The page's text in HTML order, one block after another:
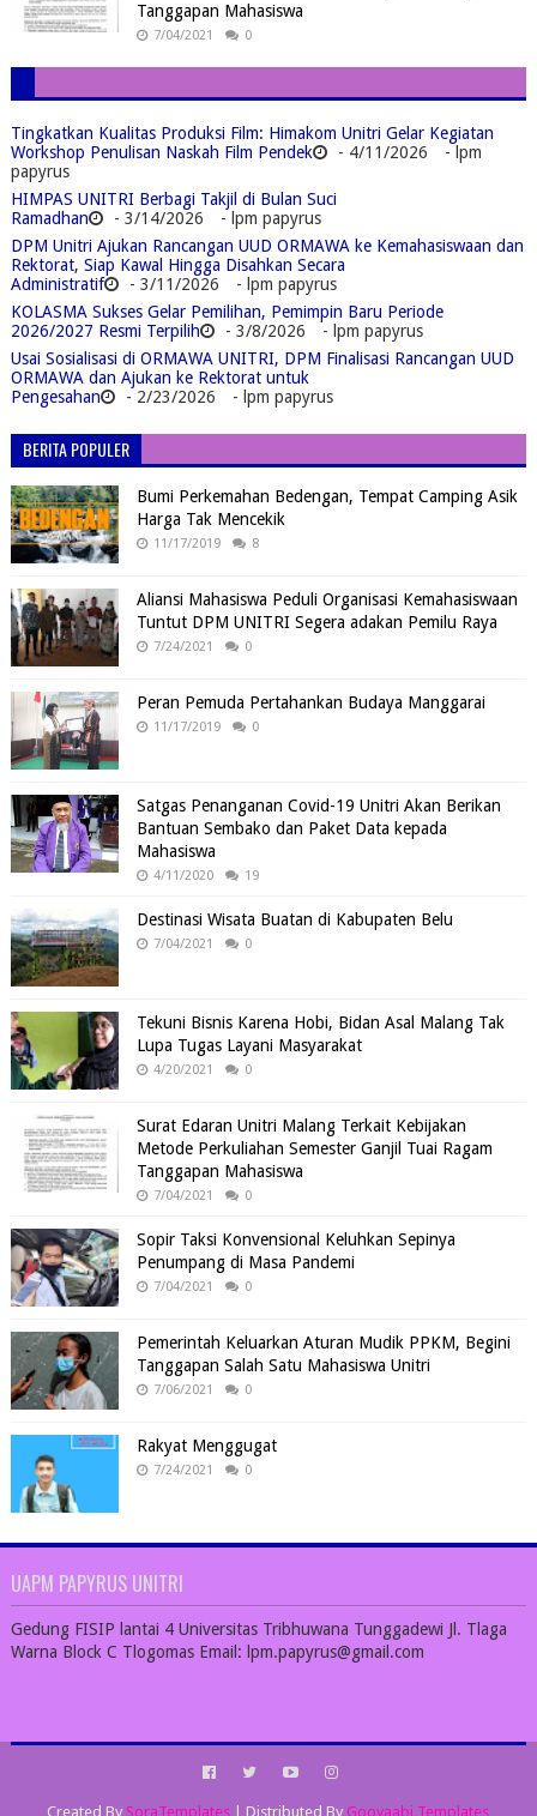
Tanggapan Mahasiswa
7/04/2021 0
Tingkatkan Kualitas Produksi Film: Himakom Unitri Gelar Kegiatan
Workshop Penulisan Naskah Film Pendek
- 4/11/2026
- lpm
papyrus
HIMPAS UNITRI Berbagi Takjil di Bulan Suci
Ramadhan
- 3/14/2026
- lpm papyrus
DPM Unitri Ajukan Rancangan UUD ORMAWA ke Kemahasiswaan dan
Rektorat, Siap Kawal Hingga Disahkan Secara
Administratif
- 3/11/2026
- lpm papyrus
KOLASMA Sukses Gelar Pemilihan, Pemimpin Baru Periode
2026/2027 Resmi Terpilih
- 3/8/2026
- lpm papyrus
Usai Sosialisasi di ORMAWA UNITRI, DPM Finalisasi Rancangan UUD
ORMAWA dan Ajukan ke Rektorat untuk
Pengesahan
- 2/23/2026 - lpm papyrus
BERITA POPULER
Bumi Perkemahan Bedengan, Tempat Camping Asik
Harga Tak Mencekik
11/17/2019 8
Aliansi Mahasiswa Peduli Organisasi Kemahasiswaan
Tuntut DPM UNITRI Segera adakan Pemilu Raya
7/24/2021 0
Peran Pemuda Pertahankan Budaya Manggarai
11/17/2019 0
Satgas Penanganan Covid-19 Unitri Akan Berikan
Bantuan Sembako dan Paket Data kepada
Mahasiswa
4/11/2020 19
Destinasi Wisata Buatan di Kabupaten Belu
7/04/2021 0
Tekuni Bisnis Karena Hobi, Bidan Asal Malang Tak
Lupa Tugas Layani Masyarakat
4/20/2021 0
Surat Edaran Unitri Malang Terkait Kebijakan
Metode Perkuliahan Semester Ganjil Tuai Ragam
Tanggapan Mahasiswa
7/04/2021 0
Sopir Taksi Konvensional Keluhkan Sepinya
Penumpang di Masa Pandemi
7/04/2021 0
Pemerintah Keluarkan Aturan Mudik PPKM, Begini
Tanggapan Salah Satu Mahasiswa Unitri
7/06/2021 0
Rakyat Menggugat
7/24/2021 0
UAPM PAPYRUS UNITRI
Gedung FISIP lantai 4 Universitas Tribhuwana Tunggadewi Jl. Tlaga
Warna Block C Tlogomas Email: lpm.papyrus@gmail.com
Created By SoraTemplates | Distributed By Gooyaabi Templates